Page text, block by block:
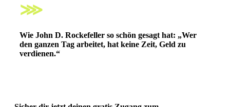
⋙
Wie John D. Rockefeller so schön gesagt hat: „Wer
den ganzen Tag arbeitet, hat keine Zeit, Geld zu
verdienen.“